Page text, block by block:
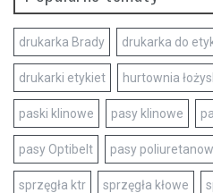
drukarka Brady drukarka do
drukarki etykiet hurtownia
paski klinowe pasy klinowe
pasy Optibelt pasy
sprzęgła ktr sprzęgła kłowe